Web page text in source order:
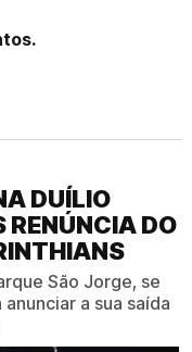
DUÍLIO
RENÚNCIA DO
São Jorge, se
a sua saída